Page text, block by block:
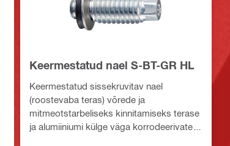
Keermestatud nael S-BT-GR HL
Keermestatud sissekruvitav nael
(roostevaba teras) võrede ja
mitmeotstarbeliseks kinnitamiseks terase
ja alumiiniumi külge väga korrodeerivates